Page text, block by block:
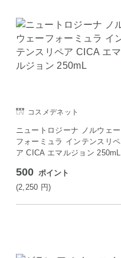
コスメデネット
ニュートロジーナ ノルウェー
フォーミュラ インテンスリペ
ア CICA エマルジョン 250mL
500 ポイント
(2,250 円)